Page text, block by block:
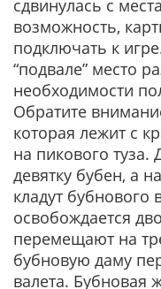
сдвинулась с
возможность,
подключать к
“подвале” место
необходимости
Обратите
которая лежит с
на пикового туза.
девятку бубен, а
кладут бубнового
освобождается
перемещают на
бубновую даму
валета. Бубновая